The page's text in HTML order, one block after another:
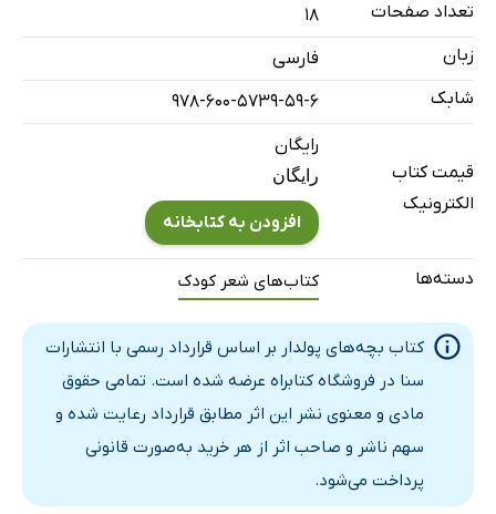
تعداد صفحات
18
زبان
فارسی
شابک
978-600-5739-59-6
قیمت کتاب
الکترونیک
رایگان
رایگان
افزودن به کتابخانه
دسته‌ها کتاب‌های شعر کودک
کتاب بچه‌های پولدار بر اساس قرارداد رسمی با انتشارات
سنا در فروشگاه کتابراه عرضه شده است. تمامی حقوق
مادی و معنوی نشر این اثر مطابق قرارداد رعایت شده و
سهم ناشر و صاحب اثر از هر خرید به‌صورت قانونی
پرداخت می‌شود.